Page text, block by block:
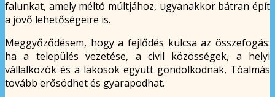
falunkat, amely méltó múltjához, ugyanakkor bátran épít
a jövő lehetőségeire is.
Meggyőződésem, hogy a fejlődés kulcsa az összefogás:
ha a település vezetése, a civil közösségek, a helyi
vállalkozók és a lakosok együtt gondolkodnak, Tóalmás
tovább erősödhet és gyarapodhat.